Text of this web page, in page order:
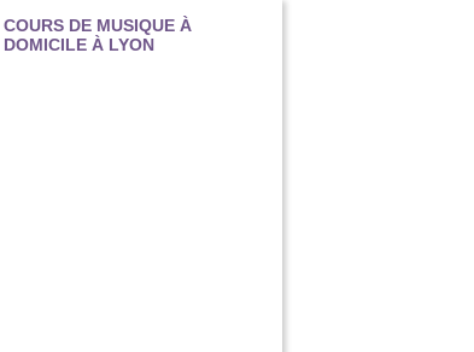
COURS DE MUSIQUE À
DOMICILE À LYON